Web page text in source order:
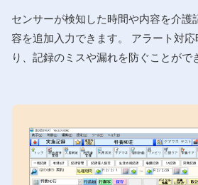
センサーが検知した時間や内容を介
容を追加入力できます。 アラート対
り、記録のミスや漏れを防ぐことがで